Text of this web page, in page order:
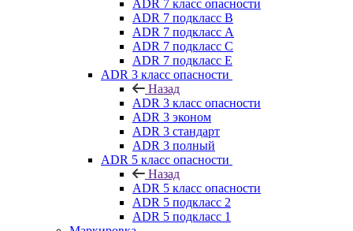
ADR 7 класс опасности
ADR 7 подкласс B
ADR 7 подкласс A
ADR 7 подкласс C
ADR 7 подкласс E
ADR 3 класс опасности
Назад
ADR 3 класс опасности
ADR 3 эконом
ADR 3 стандарт
ADR 3 полный
ADR 5 класс опасности
Назад
ADR 5 класс опасности
ADR 5 подкласс 2
ADR 5 подкласс 1